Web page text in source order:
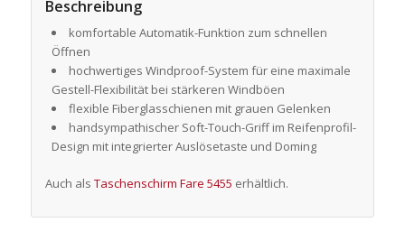
Beschreibung
komfortable Automatik-Funktion zum schnellen
Öffnen
hochwertiges Windproof-System für eine maximale
Gestell-Flexibilität bei stärkeren Windböen
flexible Fiberglasschienen mit grauen Gelenken
handsympathischer Soft-Touch-Griff im Reifenprofil-
Design mit integrierter Auslösetaste und Doming
Auch als Taschenschirm Fare 5455 erhältlich.